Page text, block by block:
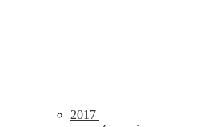
2017